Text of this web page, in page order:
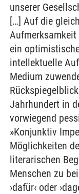
unserer
[…] Auf die
Aufmerksamkeit
ein
intellektuelle
Medium
Jahrhundert in
vorwiegend
»Konjunktiv
Möglichkeiten
literarischen
Menschen zu
›dafür‹ oder